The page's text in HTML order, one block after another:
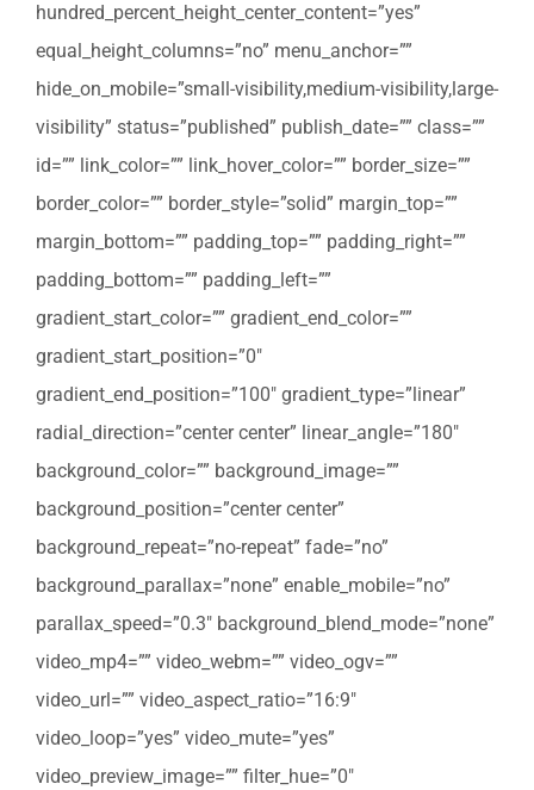
hundred_percent_height_center_content=”yes”
equal_height_columns=”no” menu_anchor=””
hide_on_mobile=”small-visibility,medium-visibility,large-
visibility” status=”published” publish_date=”” class=””
id=”” link_color=”” link_hover_color=”” border_size=””
border_color=”” border_style=”solid” margin_top=””
margin_bottom=”” padding_top=”” padding_right=””
padding_bottom=”” padding_left=””
gradient_start_color=”” gradient_end_color=””
gradient_start_position=”0″
gradient_end_position=”100″ gradient_type=”linear”
radial_direction=”center center” linear_angle=”180″
background_color=”” background_image=””
background_position=”center center”
background_repeat=”no-repeat” fade=”no”
background_parallax=”none” enable_mobile=”no”
parallax_speed=”0.3″ background_blend_mode=”none”
video_mp4=”” video_webm=”” video_ogv=””
video_url=”” video_aspect_ratio=”16:9″
video_loop=”yes” video_mute=”yes”
video_preview_image=”” filter_hue=”0″